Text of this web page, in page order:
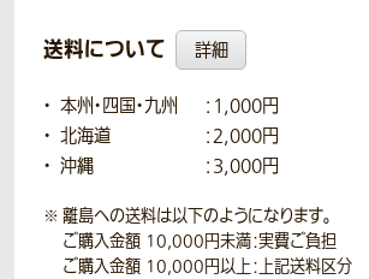
送料について 詳細
本州・四国・九州
：1,000円
北海道
：2,000円
沖縄
：3,000円
離島への送料は以下のようになります。
ご購入金額 10,000円未満：実費ご負担
ご購入金額 10,000円以上：上記送料区分